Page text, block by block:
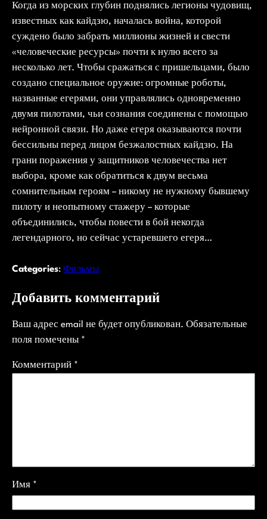
Когда из морских глубин поднялись легионы чудовищ,
известных как кайдзю, началась война, которой
суждено было забрать миллионы жизней и свести
«человеческие ресурсы» почти к нулю всего за
несколько лет. Чтобы сражаться с пришельцами, было
создано специальное оружие: огромные роботы,
названные егерями, они управлялись одновременно
двумя пилотами, чьи сознания соединены с помощью
нейронной связи. Но даже егеря оказываются почти
бессильны перед лицом безжалостных кайдзю. На
грани поражения у защитников человечества нет
выбора, кроме как обратиться к двум весьма
сомнительным героям – никому не нужному бывшему
пилоту и неопытному стажеру – которые
объединились, чтобы повести в бой некогда
легендарного, но сейчас устаревшего егеря…
Categories: Фильмы
Добавить комментарий
Ваш адрес email не будет опубликован. Обязательные
поля помечены *
Комментарий *
Имя *